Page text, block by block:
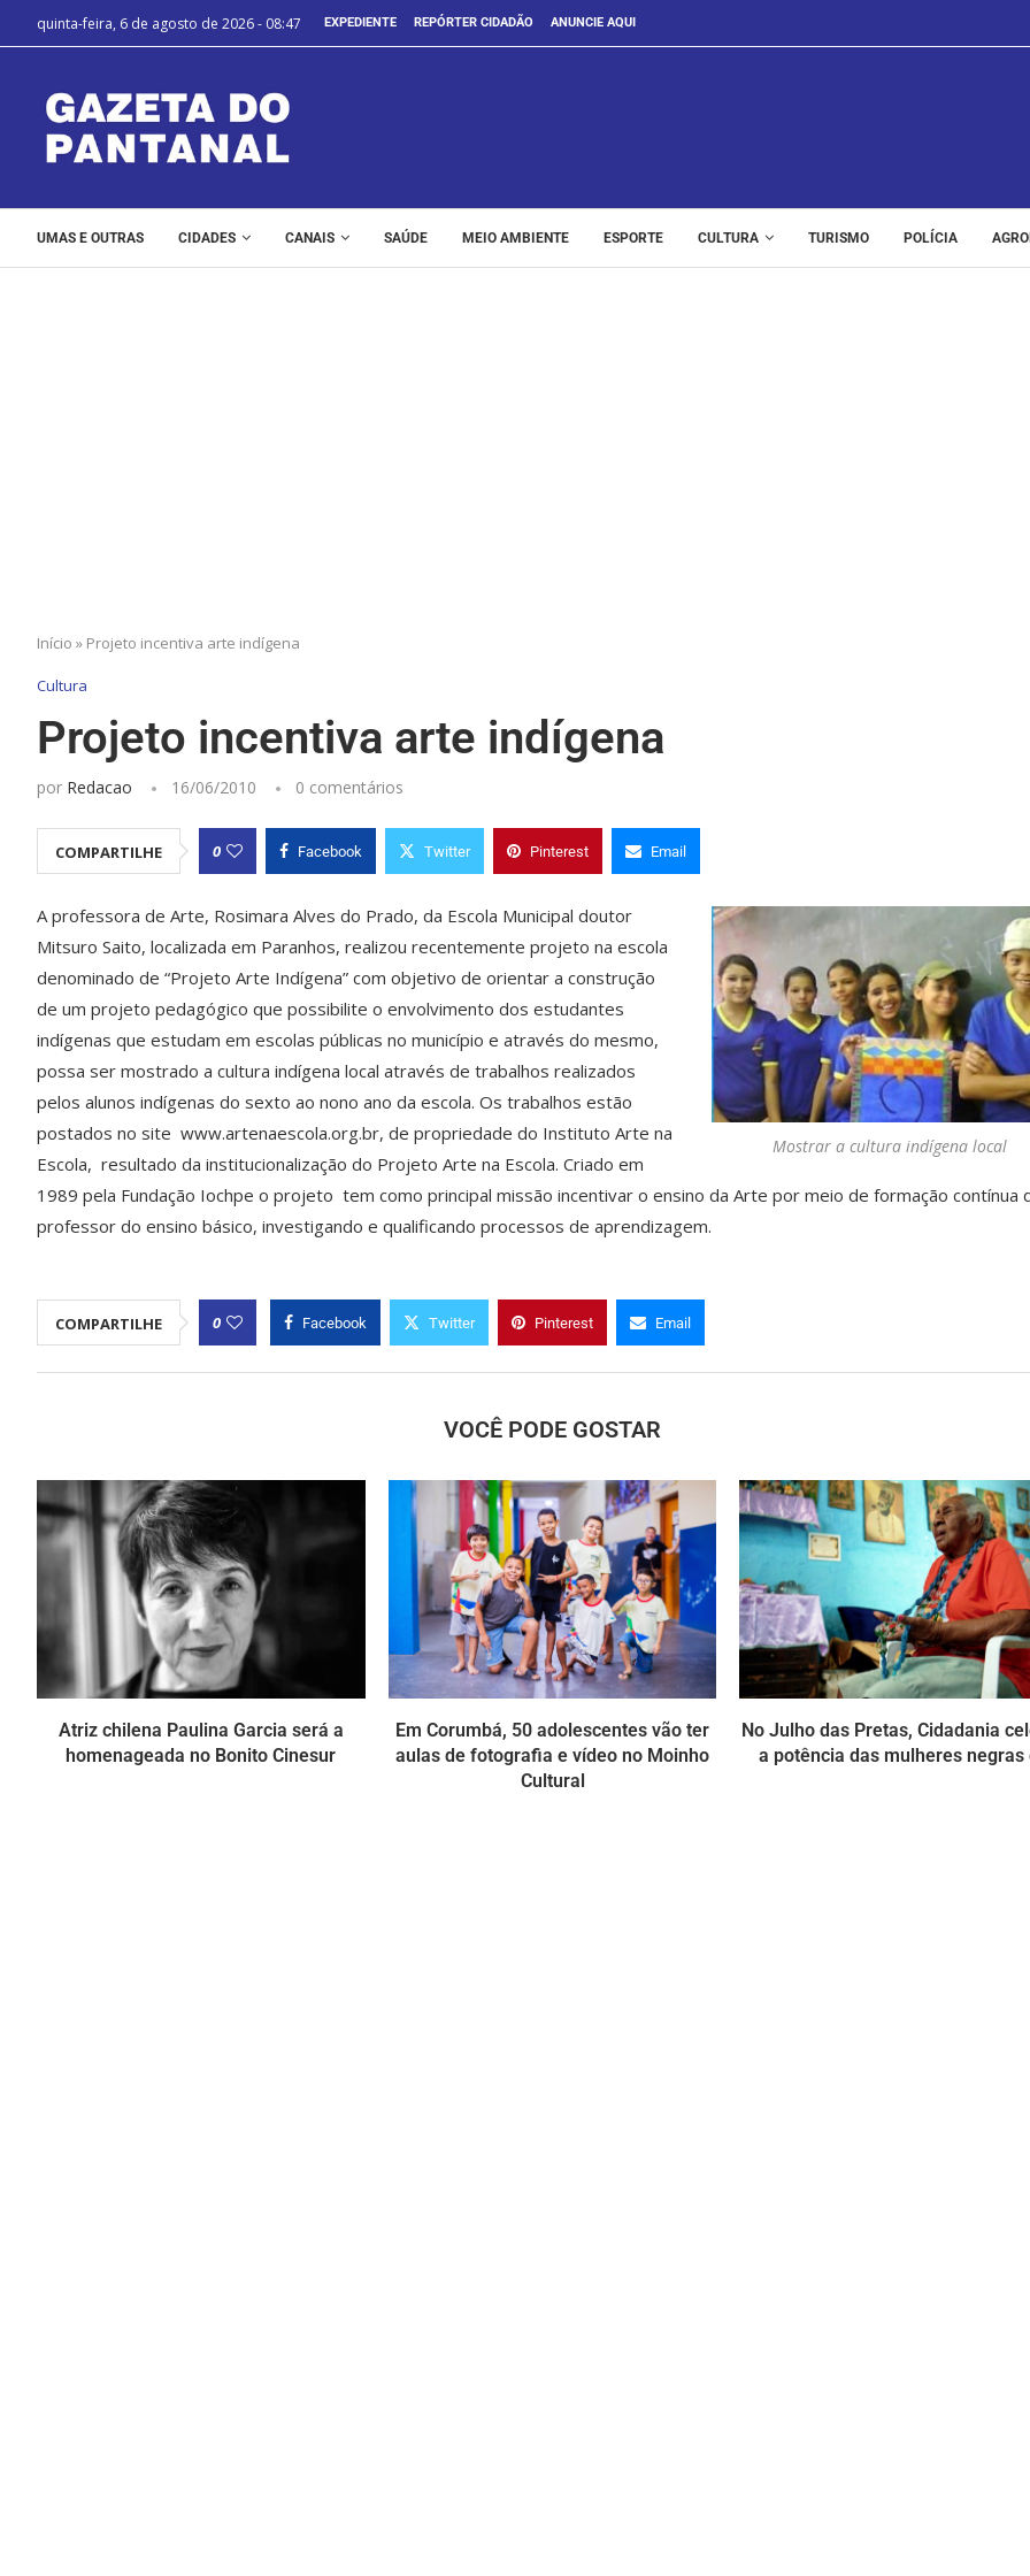
quinta-feira, 6 de agosto de 2026 - 08:47 EXPEDIENTE REPÓRTER CIDADÃO ANUNCIE AQUI
UMAS E OUTRAS CIDADES CANAIS SAÚDE MEIO AMBIENTE ESPORTE CULTURA TURISMO POLÍCIA
Início » Projeto incentiva arte indígena
Cultura
Projeto incentiva arte indígena
por Redacao 16/06/2010 0 comentários
COMPARTILHE 0 Facebook Twitter Pinterest Email
Mostrar a cultura indígena local
A professora de Arte, Rosimara Alves do Prado, da Escola Municipal doutor
Mitsuro Saito, localizada em Paranhos, realizou recentemente projeto na escola
denominado de “Projeto Arte Indígena” com objetivo de orientar a construção
de um projeto pedagógico que possibilite o envolvimento dos estudantes
indígenas que estudam em escolas públicas no município e através do mesmo,
possa ser mostrado a cultura indígena local através de trabalhos realizados
pelos alunos indígenas do sexto ao nono ano da escola. Os trabalhos estão
postados no site www.artenaescola.org.br, de propriedade do Instituto Arte na
Escola, resultado da institucionalização do Projeto Arte na Escola. Criado em
1989 pela Fundação Iochpe o projeto tem como principal missão incentivar o ensino da Arte por meio de formação contínua
professor do ensino básico, investigando e qualificando processos de aprendizagem.
COMPARTILHE 0 Facebook Twitter Pinterest Email
VOCÊ PODE GOSTAR
Atriz chilena Paulina Garcia será a
homenageada no Bonito Cinesur
Em Corumbá, 50 adolescentes vão ter
aulas de fotografia e vídeo no Moinho
Cultural
No Julho das Pretas, Cidadania
a potência das mulheres negras